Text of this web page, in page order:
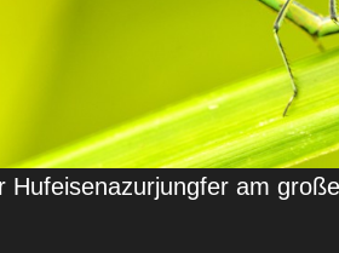
Hufeisenazurjungfer am